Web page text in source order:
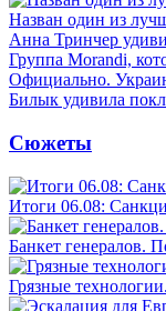
Назван один из
Анна Тринчер
Группа Morandi,
Официально.
Билык удивила
Сюжеты
Итоги 06.08:
Банкет генералов.
Грязные